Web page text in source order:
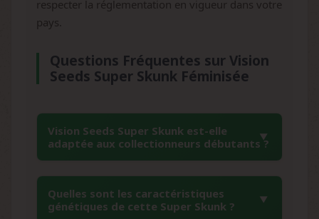
respecter la réglementation en vigueur dans votre
pays.
Questions Fréquentes sur Vision
Seeds Super Skunk Féminisée
Vision Seeds Super Skunk est-elle
adaptée aux collectionneurs débutants ?
Absolument, cette variété est reconnue pour
sa facilité exceptionnelle et sa stabilité
génétique. Vision Seeds Super Skunk
Quelles sont les caractéristiques
génétiques de cette Super Skunk ?